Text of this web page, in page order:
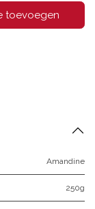
toevoegen
Amandine
250g